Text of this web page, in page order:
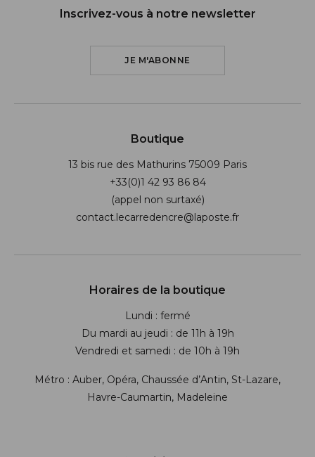
Inscrivez-vous à notre newsletter
JE M'ABONNE
Boutique
13 bis rue des Mathurins 75009 Paris
+33(0)1 42 93 86 84
(appel non surtaxé)
contact.lecarredencre@laposte.fr
Horaires de la boutique
Lundi : fermé
Du mardi au jeudi : de 11h à 19h
Vendredi et samedi : de 10h à 19h
Métro : Auber, Opéra, Chaussée d’Antin, St-Lazare,
Havre-Caumartin, Madeleine